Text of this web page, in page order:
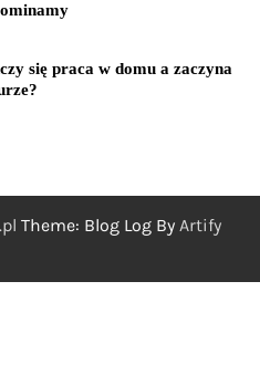
się praca w domu a zaczyna
Theme: Blog Log By Artify